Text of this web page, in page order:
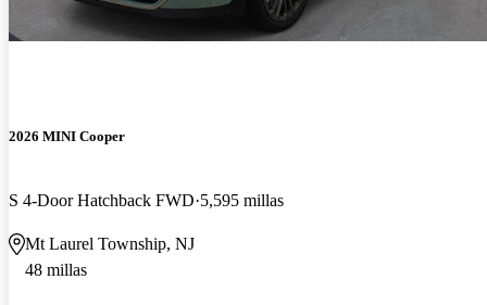
2026 MINI Cooper
S 4-Door Hatchback FWD 5,595 millas
Mt Laurel Township, NJ
48 millas